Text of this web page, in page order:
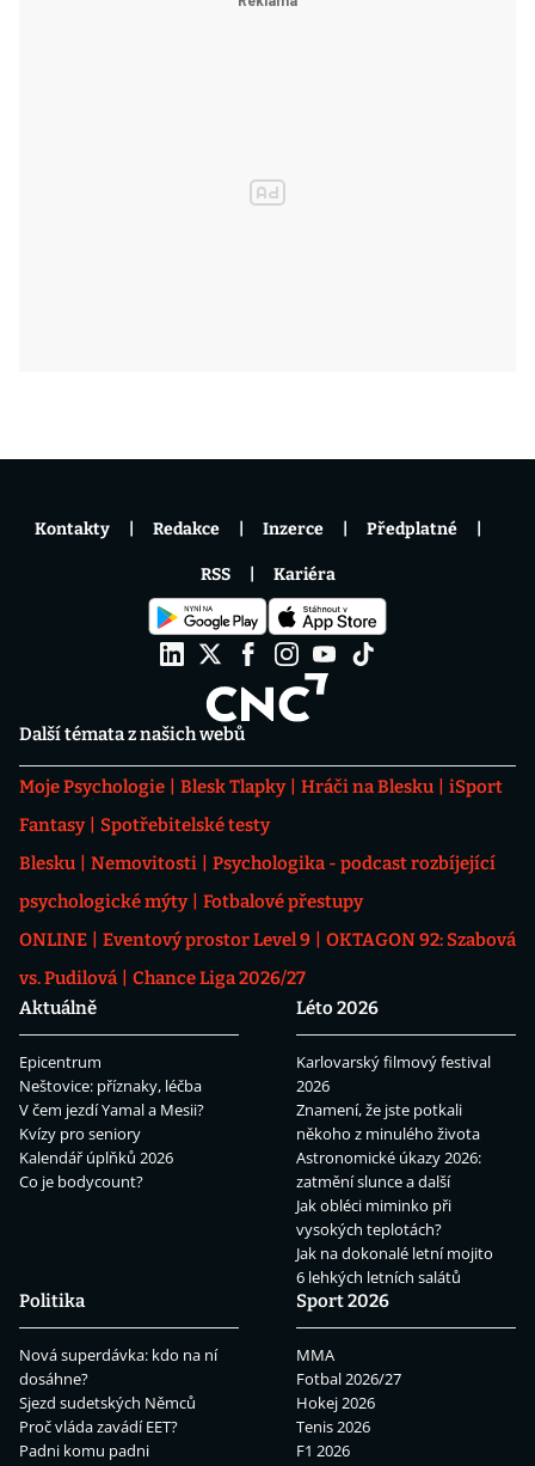
Další témata z našich webů
Moje Psychologie Blesk Tlapky Hráči na Blesku
iSport
Fantasy
Spotřebitelské testy
Blesku
Nemovitosti
Psychologika - podcast rozbíjející
psychologické mýty
Fotbalové přestupy
ONLINE
Eventový prostor Level 9
OKTAGON 92: Szabová
vs. Pudilová
Chance Liga 2026/27
Aktuálně
Epicentrum
Neštovice: příznaky, léčba
V čem jezdí Yamal a Mesii?
Kvízy pro seniory
Kalendář úplňků 2026
Co je bodycount?
Léto 2026
Karlovarský filmový festival
2026
Znamení, že jste potkali
někoho z minulého života
Astronomické úkazy 2026:
zatmění slunce a další
Jak obléci miminko při
vysokých teplotách?
Jak na dokonalé letní mojito
6 lehkých letních salátů
Politika
Nová superdávka: kdo na ní
dosáhne?
Sjezd sudetských Němců
Proč vláda zavádí EET?
Padni komu padni
Sport 2026
MMA
Fotbal 2026/27
Hokej 2026
Tenis 2026
F1 2026
Kontakty Redakce Inzerce Předplatné
RSS Kariéra